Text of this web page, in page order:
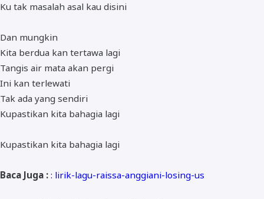
Ku tak masalah asal kau disini
Dan mungkin
Kita berdua kan tertawa lagi
Tangis air mata akan pergi
Ini kan terlewati
Tak ada yang sendiri
Kupastikan kita bahagia lagi
Kupastikan kita bahagia lagi
Baca Juga : : lirik-lagu-raissa-anggiani-losing-us